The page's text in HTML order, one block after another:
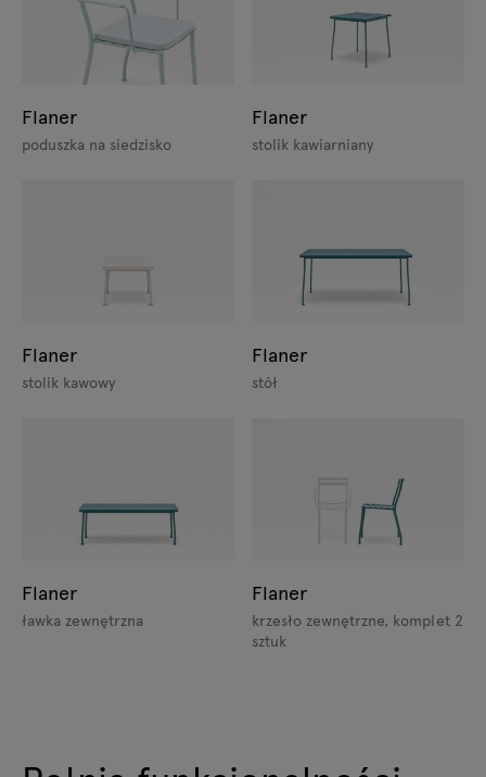
Flaner
poduszka na siedzisko
Flaner
stolik kawiarniany
Flaner
stolik kawowy
Flaner
stół
Flaner
ławka zewnętrzna
Flaner
krzesło zewnętrzne, komplet 2
sztuk